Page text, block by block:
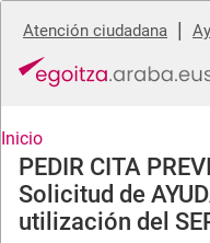
Atención ciudadana
Inicio
PEDIR CITA
Solicitud de
utilización del